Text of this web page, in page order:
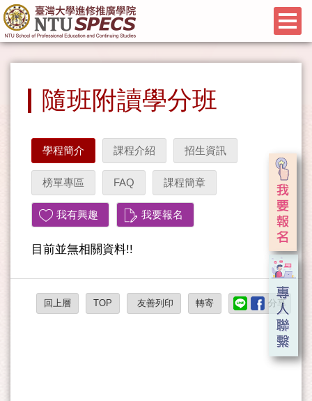
隨班附讀學分班
學程簡介 課程介紹 招生資訊
榜單專區 FAQ 課程簡章
我有興趣 我要報名
目前並無相關資料!!
回上層 TOP 友善列印 轉寄 分享